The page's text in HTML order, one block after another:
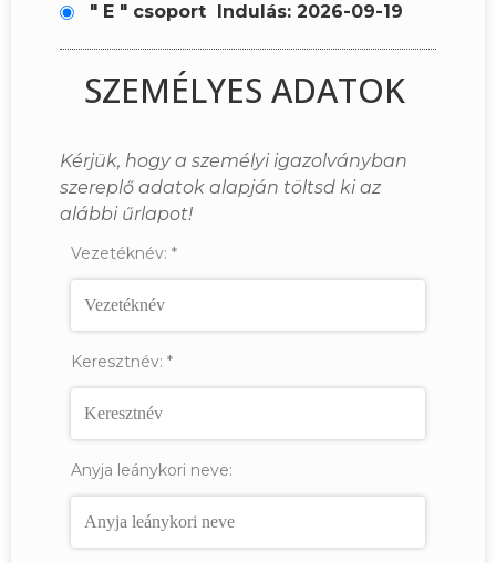
" E " csoport Indulás: 2026-09-19
SZEMÉLYES ADATOK
Kérjük, hogy a személyi igazolványban
szereplő adatok alapján töltsd ki az
alábbi űrlapot!
Vezetéknév: *
Keresztnév: *
Anyja leánykori neve: